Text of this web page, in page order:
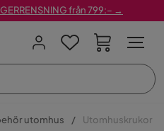
från 799:– →
utomhus Utomhuskrukor